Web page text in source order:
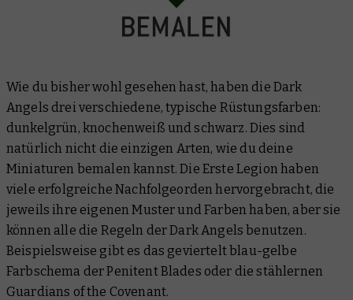
Wie du bisher wohl gesehen hast, haben die Dark
Angels drei verschiedene, typische Rüstungsfarben:
dunkelgrün, knochenweiß und schwarz. Dies sind
natürlich nicht die einzigen Arten, wie du deine
Miniaturen bemalen kannst. Die Erste Legion haben
viele erfolgreiche Nachfolgeorden hervorgebracht, die
jeweils ihre eigenen Muster und Farben haben, aber sie
können alle die Regeln der Dark Angels benutzen.
Beispielsweise gibt es das geviertelt blau-gelbe
Farbschema der Penitent Blades oder die stählernen
Guardians of the Covenant.